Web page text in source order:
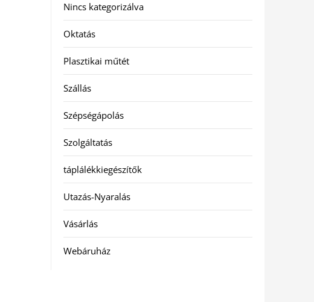
Nincs kategorizálva
Oktatás
Plasztikai műtét
Szállás
Szépségápolás
Szolgáltatás
táplálékkiegészítők
Utazás-Nyaralás
Vásárlás
Webáruház